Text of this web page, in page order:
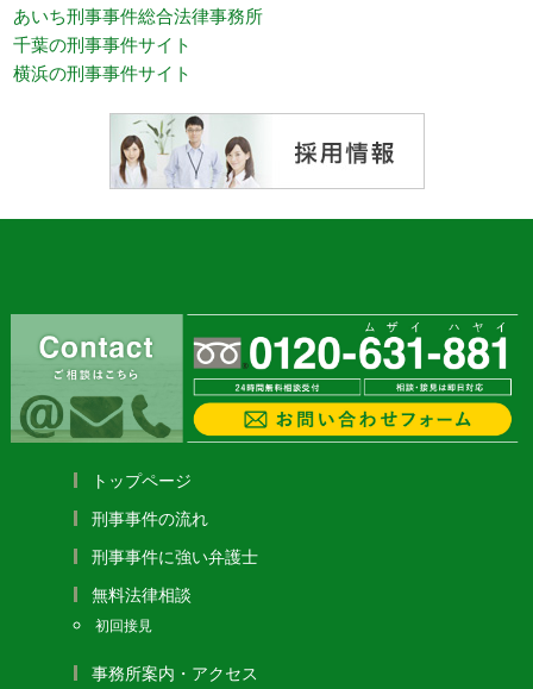
あいち刑事事件総合法律事務所
千葉の刑事事件サイト
横浜の刑事事件サイト
トップページ
刑事事件の流れ
刑事事件に強い弁護士
無料法律相談
初回接見
事務所案内・アクセス